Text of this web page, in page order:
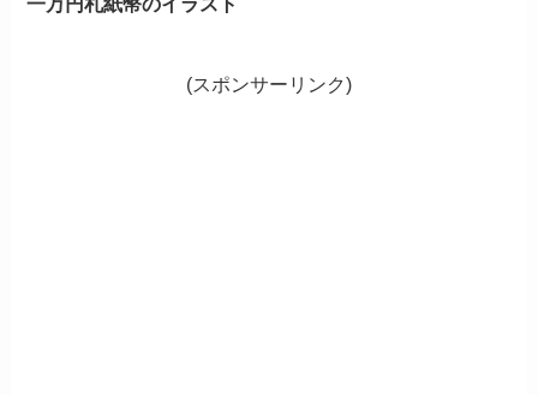
(スポンサーリンク)